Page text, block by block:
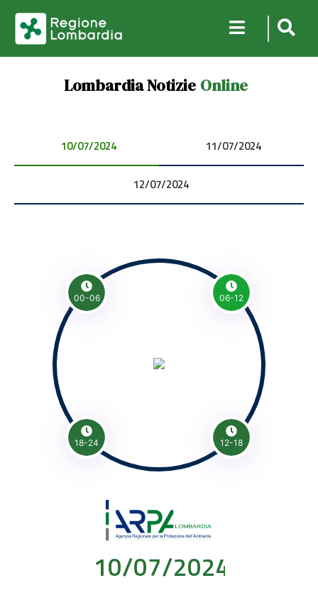
Lombardia Notizie Online
10/07/2024 00:00:00 11/07/2024 00:00:00
12/07/2024 00:00:00
00-06 06-12
18-24 12-18
10/07/2024